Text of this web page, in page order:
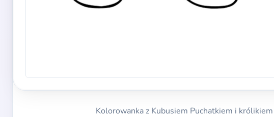
Kolorowanka z Kubusiem Puchatkiem i